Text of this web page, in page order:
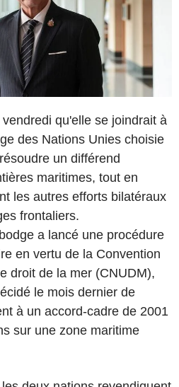
qu'elle se joindrait à
des Nations Unies choisie
un différend
maritimes, tout en
les autres efforts bilatéraux
frontaliers.
a lancé une procédure
en vertu de la Convention
droit de la mer (CNUDM),
le mois dernier de
à un accord-cadre de 2001
sur une zone maritime